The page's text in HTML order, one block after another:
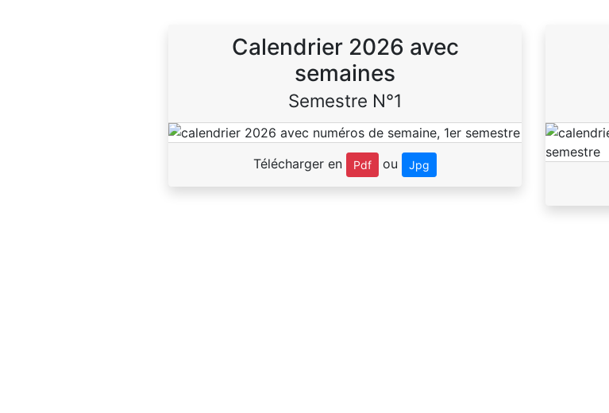
Calendrier 2026 avec
semaines
Semestre N°1
Télécharger en Pdf ou Jpg